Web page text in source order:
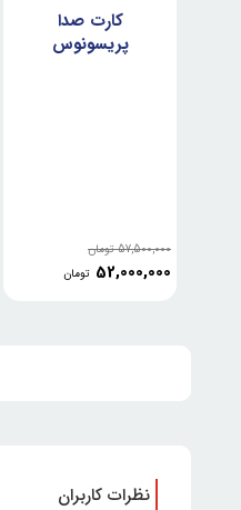
کارت صدا
پریسونوس
57,500,000 تومان
52,000,000 تومان
نظرات کاربران